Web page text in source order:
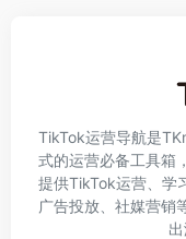
TikTok运营导航是
式的运营必备工具箱
提供TikTok运营、学
广告投放、社媒营销